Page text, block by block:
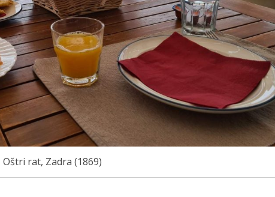
Oštri rat, Zadra (1869)